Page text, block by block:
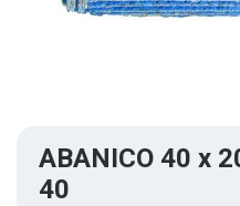
ABANICO 40 x
40